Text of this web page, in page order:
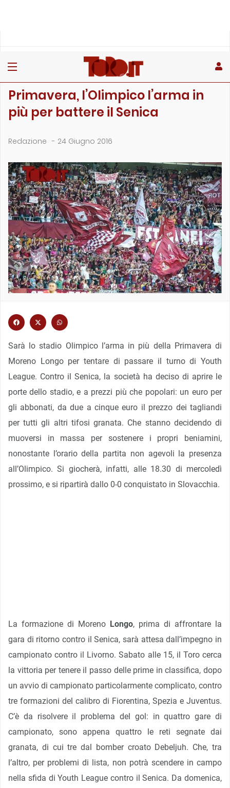
Primavera, l’Olimpico l’arma in
più per battere il Senica
Redazione - 24 Giugno 2016
Sarà lo stadio Olimpico l’arma in più della Primavera di
Moreno Longo per tentare di passare il turno di Youth
League. Contro il Senica, la società ha deciso di aprire le
porte dello stadio, e a prezzi più che popolari: un euro per
gli abbonati, da due a cinque euro il prezzo dei tagliandi
per tutti gli altri tifosi granata. Che stanno decidendo di
muoversi in massa per sostenere i propri beniamini,
nonostante l’orario della partita non agevoli la presenza
all’Olimpico. Si giocherà, infatti, alle 18.30 di mercoledì
prossimo, e si ripartirà dallo 0-0 conquistato in Slovacchia.
La formazione di Moreno Longo, prima di affrontare la
gara di ritorno contro il Senica, sarà attesa dall’impegno in
campionato contro il Livorno. Sabato alle 15, il Toro cerca
la vittoria per tenere il passo delle prime in classifica, dopo
un avvio di campionato particolarmente complicato, contro
tre formazioni del calibro di Fiorentina, Spezia e Juventus.
C’è da risolvere il problema del gol: in quattro gare di
campionato, sono appena quattro le reti segnate dai
granata, di cui tre dal bomber croato Debeljuh. Che, tra
l’altro, per problemi di lista, non potrà scendere in campo
nella sfida di Youth League contro il Senica. Da domenica,